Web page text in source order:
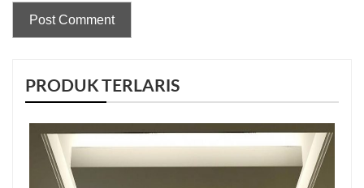
PRODUK TERLARIS